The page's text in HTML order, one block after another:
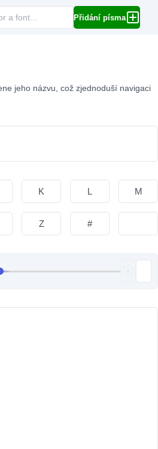
Přidání písma
jeho názvu, což zjednoduší navigaci
K L M
Z #